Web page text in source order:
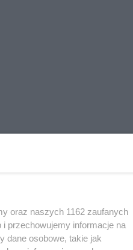
oraz naszych 1162 zaufanych
przechowujemy informacje na
dane osobowe, takie jak